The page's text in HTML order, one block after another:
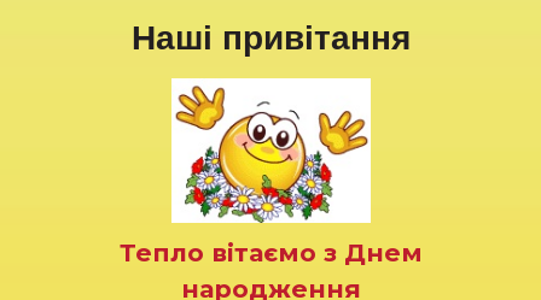
Наші привітання
Тепло вітаємо з Днем
народження